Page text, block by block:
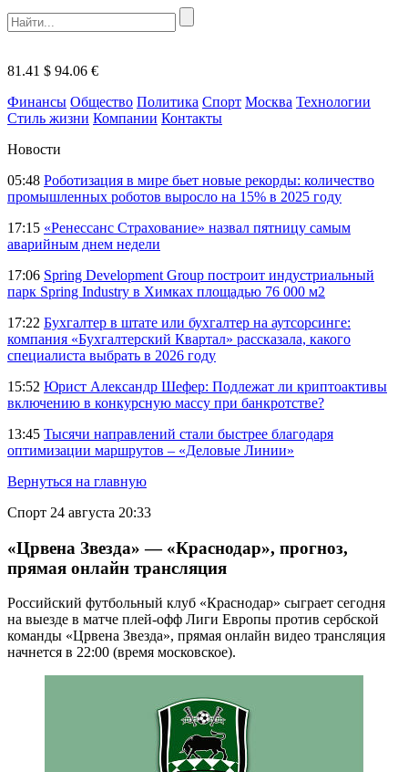
81.41 $ 94.06 €
Финансы Общество Политика Спорт Москва Технологии
Стиль жизни Компании Контакты
Новости
05:48 Роботизация в мире бьет новые рекорды: количество
промышленных роботов выросло на 15% в 2025 году
17:15 «Ренессанс Страхование» назвал пятницу самым
аварийным днем недели
17:06 Spring Development Group построит индустриальный
парк Spring Industry в Химках площадью 76 000 м2
17:22 Бухгалтер в штате или бухгалтер на аутсорсинге:
компания «Бухгалтерский Квартал» рассказала, какого
специалиста выбрать в 2026 году
15:52 Юрист Александр Шефер: Подлежат ли криптоактивы
включению в конкурсную массу при банкротстве?
13:45 Тысячи направлений стали быстрее благодаря
оптимизации маршрутов – «Деловые Линии»
Вернуться на главную
Спорт 24 августа 20:33
«Црвена Звезда» — «Краснодар», прогноз,
прямая онлайн трансляция
Российский футбольный клуб «Краснодар» сыграет сегодня
на выезде в матче плей-офф Лиги Европы против сербской
команды «Црвена Звезда», прямая онлайн видео трансляция
начнется в 22:00 (время московское).